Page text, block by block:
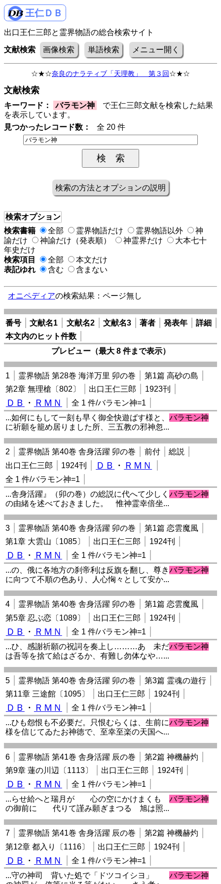
王仁ＤＢ
出口王仁三郎と霊界物語の総合検索サイト
文献検索 画像検索 単語検索 メニュー開く
☆★☆奈良のナラティブ「天理教」 第３回☆★☆
文献検索
キーワード： バラモン神
で王仁三郎文献を検索した結果
を表示しています。
見つかったレコード数：
全 20 件
検索の方法とオプションの説明
検索オプション
検索書籍
全部 霊界物語だけ 霊界物語以外
神
諭だけ
神諭だけ（発表順） 神霊界だけ
大本七十
年史だけ
検索項目
全部
本文だけ
表記ゆれ
含む 含まない
オニペディアの検索結果：ページ無し
番号 文献名1 文献名2 文献名3 著者 発表年
詳細
本文内のヒット件数
プレビュー（最大 8 件まで表示）
1 霊界物語 第28巻 海洋万里 卯の巻
第1篇 高砂の島
第2章 無理槍〔802〕
出口王仁三郎 1923刊
ＤＢ ・ ＲＭＮ
全 1 件/バラモン神=1
...如何にもして一刻も早く御全快遊ばす様と、バラモン神
に祈願を籠め居りました所、三五教の邪神忽...
2 霊界物語 第40巻 舎身活躍 卯の巻 前付
総説
出口王仁三郎
1924刊 ＤＢ ・ ＲＭＮ
全 1 件/バラモン神=1
...舎身活躍』（卯の巻）の総説に代へて少しくバラモン神
の由緒を述べておきました。 惟神霊幸倍坐...
3 霊界物語 第40巻 舎身活躍 卯の巻
第1篇 恋雲魔風
第1章 大雲山〔1085〕
出口王仁三郎 1924刊
ＤＢ ・ ＲＭＮ
全 1 件/バラモン神=1
...の、俄に各地方の刹帝利は反旗を翻し、尊きバラモン神
に向つて不順の色あり、人心恟々として安か...
4 霊界物語 第40巻 舎身活躍 卯の巻
第1篇 恋雲魔風
第5章 忍ぶ恋〔1089〕
出口王仁三郎 1924刊
ＤＢ ・ ＲＭＮ
全 1 件/バラモン神=1
...ひ、感謝祈願の祝詞を奏上し………あゝ未だバラモン神
は吾等を捨て給はざるか、有難し勿体なや…...
5 霊界物語 第40巻 舎身活躍 卯の巻
第3篇 霊魂の遊行
第11章 三途館〔1095〕
出口王仁三郎 1924刊
ＤＢ ・ ＲＭＮ
全 1 件/バラモン神=1
...ひも怨恨も不必要だ。只恨むらくは、生前にバラモン神
様を信じてゐたお神徳で、至幸至楽の天国へ...
6 霊界物語 第41巻 舎身活躍 辰の巻
第2篇 神機赫灼
第9章 蓮の川辺〔1113〕
出口王仁三郎 1924刊
ＤＢ ・ ＲＭＮ
全 1 件/バラモン神=1
...らせ給へと瑞月が 心の空にかけまくもバラモン神
の御前に 代りて謹み願ぎまつる 旭は照...
7 霊界物語 第41巻 舎身活躍 辰の巻
第2篇 神機赫灼
第12章 都入り〔1116〕
出口王仁三郎 1924刊
ＤＢ ・ ＲＭＮ
全 1 件/バラモン神=1
...守の神司 背いた処で「ドツコイシヨ」バラモン神